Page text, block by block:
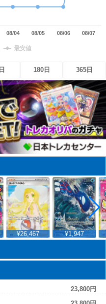
最安値
08/04 08/05 08/06 08/07
180日 365日
¥26,467 ¥1,947
23,800円